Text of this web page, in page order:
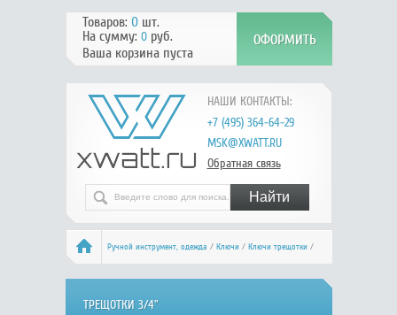
НАШИ КОНТАКТЫ:
+7 (495) 364-64-29
MSK@XWATT.RU
Обратная связь
Товаров: 0шт.
На сумму: 0руб.
Ваша корзина пуста
Ручной инcтрумент, одежда / Ключи/ Ключи трещотки/
Трещотки 3/4"
ТРЕЩОТКИ 3/4"